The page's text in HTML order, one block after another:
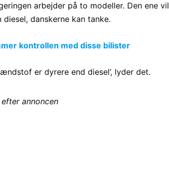
arbejder på to modeller. Den ene vil
danskerne kan tanke.
kontrollen med disse bilister
er dyrere end diesel’, lyder det.
annoncen